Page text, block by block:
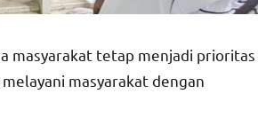
masyarakat tetap menjadi prioritas
masyarakat dengan